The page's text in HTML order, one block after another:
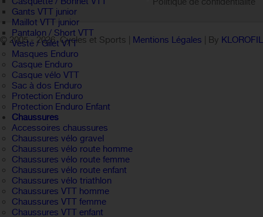
Gants VTT junior
Maillot VTT junior
Pantalon / Short VTT
Veste / Gilet VTT
Masques Enduro
Casque Enduro
Casque vélo VTT
Sac à dos Enduro
Protection Enduro
Protection Enduro Enfant
Chaussures
Accessoires chaussures
Chaussures vélo gravel
Chaussures vélo route homme
Chaussures vélo route femme
Chaussures vélo route enfant
Chaussures vélo triathlon
Chaussures VTT homme
Chaussures VTT femme
Chaussures VTT enfant
© 2005 - 2026 Cycles et Sports | Mentions Légales | By